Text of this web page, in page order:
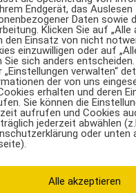
Muskeln aufbauen:
2014
Arzttermine
fit: Mit Hausmitteln
2012
Endgerät, das Auslesen
Daten sowie
Klicken Sie auf „Alle
den Einsatz von nicht
einzuwilligen oder auf
Sie sich anders
„Einstellungen verwalten“
der von uns
erhalten und deren
Sie können die
aufrufen und Cookies
jederzeit abwählen
oder unten
Alle akzeptieren